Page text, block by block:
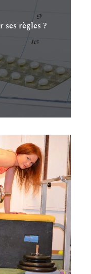
règles ?